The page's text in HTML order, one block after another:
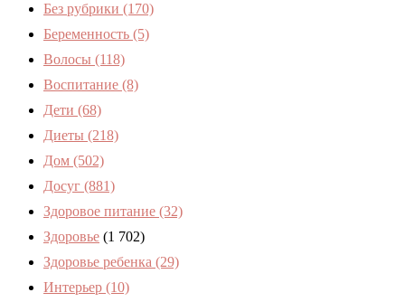
Без рубрики (170)
Беременность (5)
Волосы (118)
Воспитание (8)
Дети (68)
Диеты (218)
Дом (502)
Досуг (881)
Здоровое питание (32)
Здоровье (1 702)
Здоровье ребенка (29)
Интерьер (10)